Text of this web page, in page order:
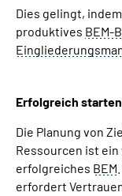
Dies gelingt,
produktives BEM-
Erfolgreich
Die Planung von
Ressourcen ist
erfolgreiches BEM
erfordert